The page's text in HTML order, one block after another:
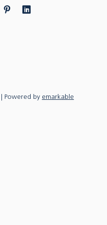
| Powered by emarkable